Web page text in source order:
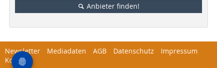
Anbieter finden!
Newsletter Mediadaten AGB Datenschutz
Impressum
Kontakt